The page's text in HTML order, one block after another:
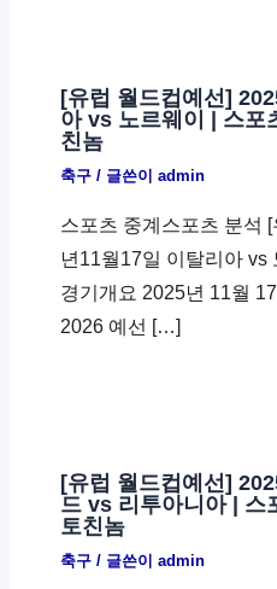
[유럽 월드컵예선]
아 vs 노르웨이 | 스포
친놈
축구/ 글쓴이 admin
스포츠 중계스포츠 분석
년11월17일 이탈리아 vs
경기개요 2025년 11월
2026 예선 […]
[유럽 월드컵예선]
드 vs 리투아니아 | 스
토친놈
축구/ 글쓴이 admin